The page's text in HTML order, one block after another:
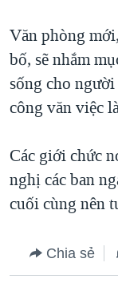
Văn phòng
bố, sẽ nhắm
sống cho
công văn việc
Các giới chức
nghị các ban
cuối cùng nên
Chia sẻ